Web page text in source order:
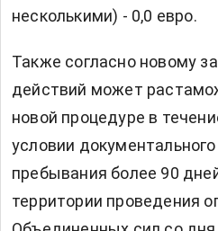
несколькими) - 0,0 евро.
Также согласно новому
действий может
новой процедуре в
условии
пребывания более 90
территории проведения